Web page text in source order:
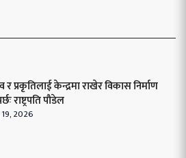
र प्रकृतिलाई केन्द्रमा राखेर विकास निर्माण
राष्ट्रपति पौडेल
19, 2026